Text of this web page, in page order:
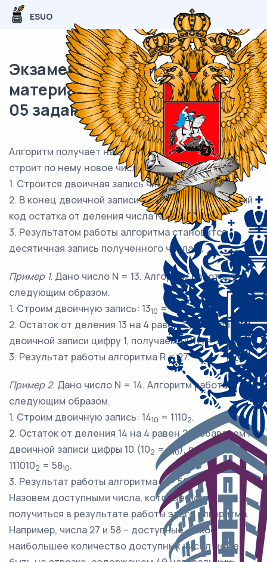
ESUO
Экзаменационный (типовой)
материал ЕГЭ / Информатика /
05 задание (24) / 56
Алгоритм получает на вход натуральное число N и
строит по нему новое число R следующим образом:
1. Строится двоичная запись числа N.
2. В конец двоичной записи добавляется двоичный
код остатка от деления числа N на 4.
3. Результатом работы алгоритма становится
десятичная запись полученного числа R.
Пример 1. Дано число N = 13. Алгоритм работает
следующим образом.
1. Строим двоичную запись: 1310 = 1101 2.
2. Остаток от деления 13 на 4 равен 1, добавляем к
двоичной записи цифру 1, получаем 110112= 2710.
3. Результат работы алгоритма R = 27.
Пример 2. Дано число N = 14. Алгоритм работает
следующим образом.
1. Строим двоичную запись: 1410 = 11102.
2. Остаток от деления 14 на 4 равен 2, добавляем к
двоичной записи цифры 10 (102 = 210), получаем
1110102 = 5810.
3. Результат работы алгоритма R = 58.
Назовем доступными числа, которые могут
получиться в результате работы этого алгоритма.
Например, числа 27 и 58 – доступные. Какое
наибольшее количество доступных чисел может